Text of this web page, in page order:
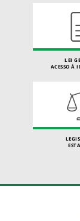
LEI
ACESSO À